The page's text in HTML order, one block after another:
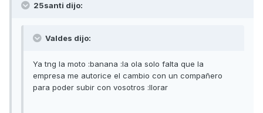
25santi dijo:
Valdes dijo:
Ya tng la moto :banana :la ola solo falta que la
empresa me autorice el cambio con un compañero
para poder subir con vosotros :llorar